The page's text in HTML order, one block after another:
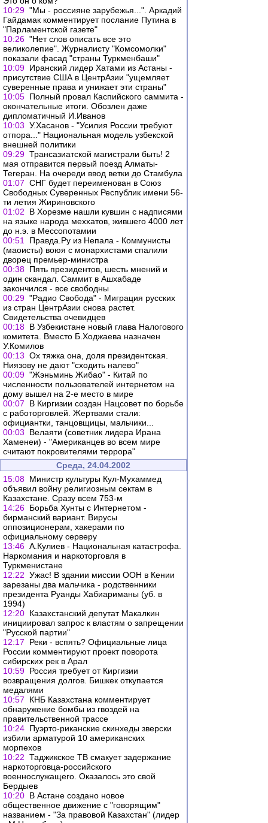
10:29 "Мы - россияне зарубежья...". Аркадий
Гайдамак комментирует послание Путина в
"Парламентской газете"
10:26 "Нет слов описать все это
великолепие". Журналисту "Комсомолки"
показали фасад "страны Туркменбаши"
10:09 Иранский лидер Хатами из Астаны -
присутствие США в ЦентрАзии "ущемляет
суверенные права и унижает эти страны"
10:05 Полный провал Каспийского саммита -
окончательные итоги. Обозлен даже
дипломатичный И.Иванов
10:03 У.Хасанов - "Усилия России требуют
отпора..." Национальная модель узбекской
внешней политики
09:29 Трансазиатской магистрали быть! 2
мая отправится первый поезд Алматы-
Тегеран. На очереди ввод ветки до Стамбула
01:07 СНГ будет переименован в Союз
Свободных Суверенных Республик имени 56-
ти летия Жириновского
01:02
В Хорезме нашли кувшин с надписями
на языке народа меххатов, жившего 4000 лет
до н.э. в Мессопотамии
00:51
Правда.Ру из Непала - Коммунисты
(маоисты) воюя с монархистами спалили
дворец премьер-министра
00:38 Пять президентов, шесть мнений и
один скандал. Саммит в Ашхабаде
закончился - все свободны
00:29 "Радио Свобода" - Миграция русских
из стран ЦентрАзии снова растет.
Свидетельства очевидцев
00:18 В Узбекистане новый глава Налогового
комитета. Вместо Б.Ходжаева назначен
У.Комилов
00:13 Ох тяжка она, доля президентская.
Ниязову не дают "сходить налево"
00:09 "Жэньминь Жибао" - Китай по
численности пользователей интернетом на
дому вышел на 2-е место в мире
00:07
В Киргизии создан Нацсовет по борьбе
с работорговлей. Жертвами стали:
официантки, танцовщицы, мальчики...
00:03
Велаяти (советник лидера Ирана
Хаменеи) - "Американцев во всем мире
считают покровителями террора"
Среда, 24.04.2002
15:08 Министр культуры Кул-Мухаммед
объявил войну религиозным сектам в
Казахстане. Сразу всем 753-м
14:26 Борьба Хунты с Интернетом -
бирманский вариант. Вирусы
оппозиционерам, хакерами по
официальному серверу
13:46 А.Кулиев - Национальная катастрофа.
Наркомания и наркоторговля в
Туркменистане
12:22 Ужас! В здании миссии ООН в Кении
зарезаны два мальчика - родственники
президента Руанды Хабиариманы (уб. в
1994)
12:20 Казахстанский депутат Макалкин
инициировал запрос к властям о запрещении
"Русской партии"
12:17
Реки - вспять? Официальные лица
России комментируют проект поворота
сибирских рек в Арал
10:59 Россия требует от Киргизии
возвращения долгов. Бишкек откупается
медалями
10:57
КНБ Казахстана комментирует
обнаружение бомбы из гвоздей на
правительственной трассе
10:24 Пуэрто-риканские скинхеды зверски
избили арматурой 10 американских
морпехов
10:22 Таджикское ТВ смакует задержание
наркоторговца-российского
военнослужащего. Оказалось это свой
Бердыев
10:20 В Астане создано новое
общественное движение с "говорящим"
названием - "За правовой Казахстан" (лидер